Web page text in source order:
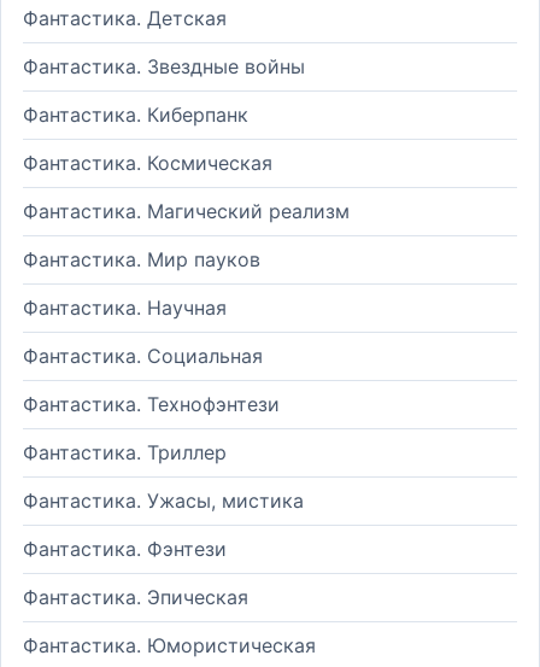
Фантастика. Детская
Фантастика. Звездные войны
Фантастика. Киберпанк
Фантастика. Космическая
Фантастика. Магический реализм
Фантастика. Мир пауков
Фантастика. Научная
Фантастика. Социальная
Фантастика. Технофэнтези
Фантастика. Триллер
Фантастика. Ужасы, мистика
Фантастика. Фэнтези
Фантастика. Эпическая
Фантастика. Юмористическая